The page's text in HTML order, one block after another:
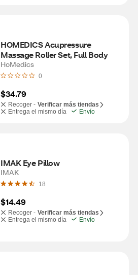
HOMEDICS Acupressure
Massage Roller Set, Full Body
HoMedics
0
$34.79
Recoger - Verificar más tiendas
Entrega el mismo día
Envío
IMAK Eye Pillow
IMAK
18
$14.49
Recoger - Verificar más tiendas
Entrega el mismo día
Envío